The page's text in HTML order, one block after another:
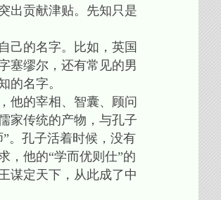
出贡献津贴。先知只是
己的名字。比如，英国
塞缪尔，还有常见的男
的名字。
他的宰相、智囊、顾问
家传统的产物，与孔子
。孔子活着时候，没有
，他的“学而优则仕”的
谋定天下，从此成了中